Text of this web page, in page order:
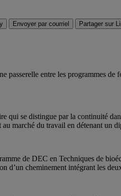
Envoyer par courriel Partager sur
entre les programmes
qui se distingue par la continuité
marché du travail en détenant un
de DEC en Techniques de
d’un cheminement intégrant les